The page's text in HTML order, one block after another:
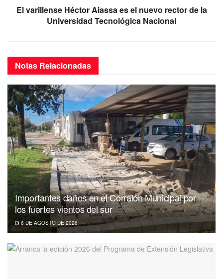
El varillense Héctor Aiassa es el nuevo rector de la
Universidad Tecnológica Nacional
Notas Relacionadas
Importantes daños en el Corralón Municipal por
los fuertes vientos del sur
6 DE AGOSTO DE 2026